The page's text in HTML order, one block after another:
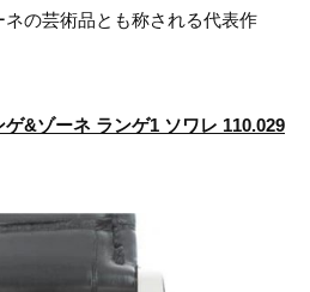
の芸術品とも称される代表作
&ゾーネ ランゲ1 ソワレ 110.029